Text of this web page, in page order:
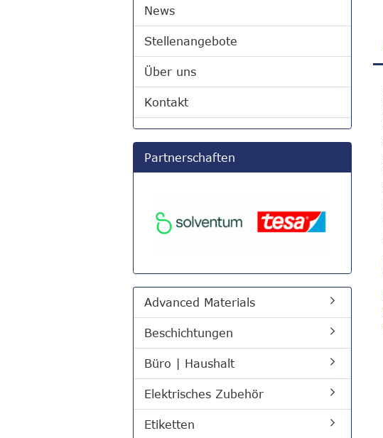
News
Stellenangebote
Über uns
Kontakt
Partnerschaften
Advanced Materials
Beschichtungen
Büro | Haushalt
Elektrisches Zubehör
Etiketten